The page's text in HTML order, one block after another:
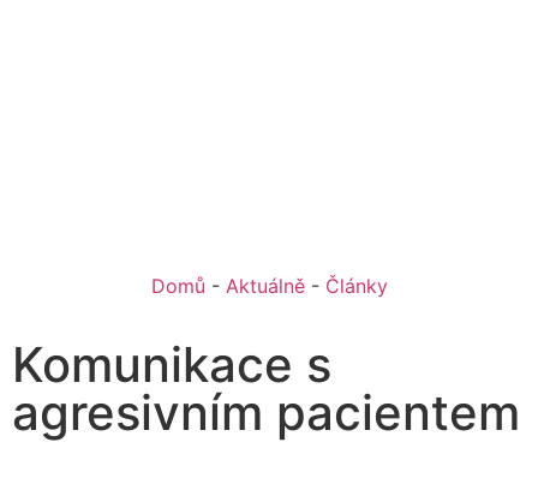
Domů - Aktuálně- Články
Komunikace s
agresivním pacientem